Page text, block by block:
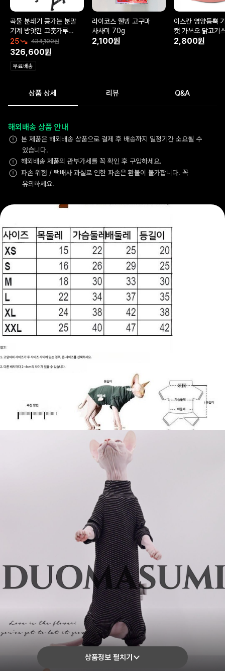
곡물 분쇄기 콩가는 분말
기계 방앗간 고춧가루
2500W
25 434,100원
326,600원
무료배송
라이코스 웰빙 고구마
사사미 70g
2,100원
이스칸 영양듬뿍
캣 가쓰오 닭고기
2,800원
상품 상세 리뷰 Q&A
해외배송 상품 안내
본 제품은 해외배송 상품으로 결제 후 배송까지 일정기간 소요될 수
있습니다.
해외배송 제품의 관부가세를 꼭 확인 후 구입하세요.
파손 위험 / 택배사 과실로 인한 파손은 환불이 불가합니다. 꼭
유의하세요.
상품정보 펼치기